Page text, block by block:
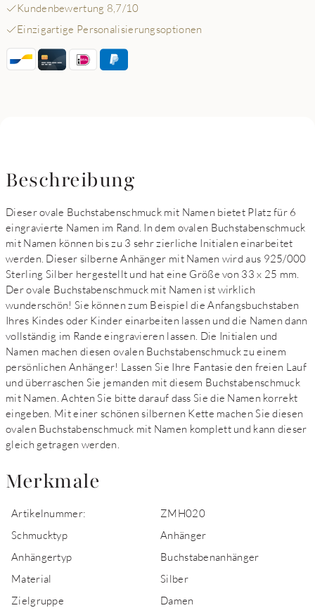
Kundenbewertung 8,7/10
Einzigartige Personalisierungsoptionen
Beschreibung
Dieser ovale Buchstabenschmuck mit Namen bietet Platz für 6
eingravierte Namen im Rand. In dem ovalen Buchstabenschmuck
mit Namen können bis zu 3 sehr zierliche Initialen einarbeitet
werden. Dieser silberne Anhänger mit Namen wird aus 925/000
Sterling Silber hergestellt und hat eine Größe von 33 x 25 mm.
Der ovale Buchstabenschmuck mit Namen ist wirklich
wunderschön! Sie können zum Beispiel die Anfangsbuchstaben
Ihres Kindes oder Kinder einarbeiten lassen und die Namen dann
vollständig im Rande eingravieren lassen. Die Initialen und
Namen machen diesen ovalen Buchstabenschmuck zu einem
persönlichen Anhänger! Lassen Sie Ihre Fantasie den freien Lauf
und überraschen Sie jemanden mit diesem Buchstabenschmuck
mit Namen. Achten Sie bitte darauf dass Sie die Namen korrekt
eingeben. Mit einer schönen silbernen Kette machen Sie diesen
ovalen Buchstabenschmuck mit Namen komplett und kann dieser
gleich getragen werden.
Merkmale
Artikelnummer:
ZMH020
Schmucktyp
Anhänger
Anhängertyp
Buchstabenanhänger
Material
Silber
Zielgruppe
Damen